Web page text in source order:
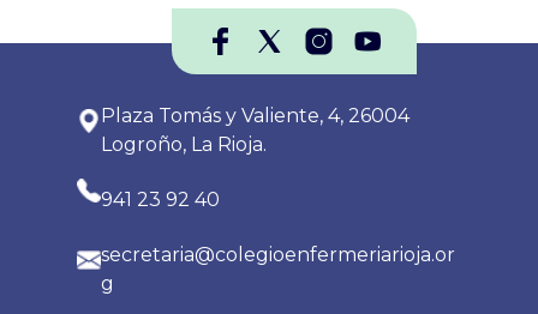
Plaza Tomás y Valiente, 4, 26004
Logroño, La Rioja.
941 23 92 40
secretaria@colegioenfermeriarioja.or
g